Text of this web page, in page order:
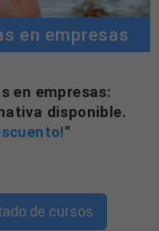
en empresas
en empresas:
disponible.
"
de cursos